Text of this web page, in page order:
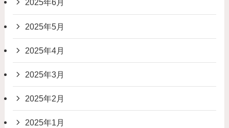
2025年6月
2025年5月
2025年4月
2025年3月
2025年2月
2025年1月